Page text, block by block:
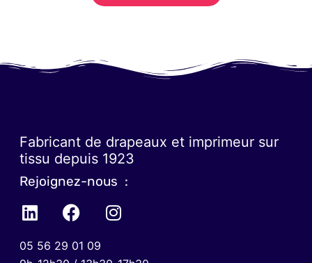
Fabricant de drapeaux et imprimeur sur
tissu depuis 1923
Rejoignez-nous :
05 56 29 01 09